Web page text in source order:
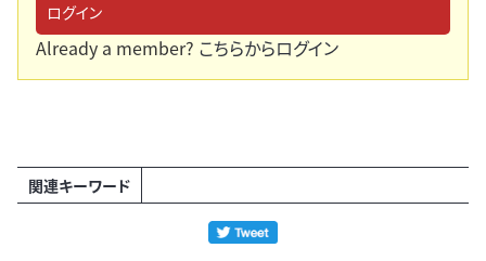
ログイン
Already a member? こちらからログイン
関連キーワード